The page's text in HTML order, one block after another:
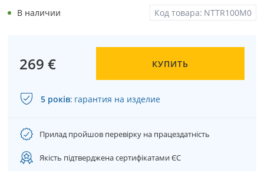
Код товара: NTTR100M0
В наличии
269 € КУПИТЬ
5 років: гарантия на изделие
Прилад пройшов перевірку на працездатність
Якість підтверджена сертифікатами ЄС